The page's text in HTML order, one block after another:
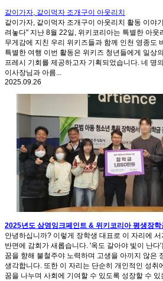
같이가자, 같이먹자 조개구이 아웃리치
같이가자, 같이먹자 조개구이 아웃리치 활동 이야
려놓다" 지난 8월 22일, 위키코리아는 특별한 아웃
무게감에 지친 우리 위키즈들과 함께 인천 영종도
특별한 여행 이번 활동은 위키즈 청년들에게 일상
프레시 기회를 제공하고자 기획되었습니다. 네 명
이사장님과 아름...
2025.09.26
2025년도 삼영잉크페인트 & 위키코리아 평생장학
안녕하십니까? 이렇게 장학생 대표로 이 자리에
반면에 감회가 새롭습니다. '옥도 갈아야 빛이 난
꿈을 향해 불철주야 노력하며 고생을 아끼지 않은
생각합니다. 또한 이 자리는 단순히 개인적인 성취
꿈을 나누며 사회에 기여할 수 있도록 성장할 수